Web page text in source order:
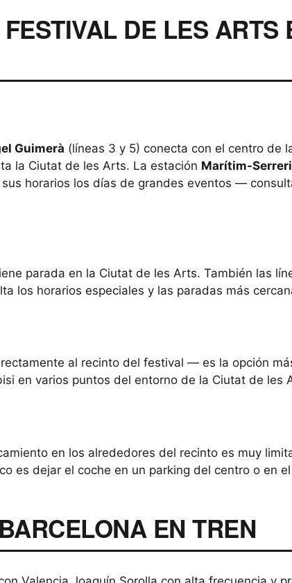
DE LES ARTS
Guimerà (líneas 3 y 5) conecta con el centro de
la Ciutat de les Arts. La estación Marítim-
horarios los días de grandes eventos —
parada en la Ciutat de les Arts. También las
los horarios especiales y las paradas más
al recinto del festival — es la opción
en varios puntos del entorno de la Ciutat de les
en los alrededores del recinto es muy
es dejar el coche en un parking del centro o en
EN TREN